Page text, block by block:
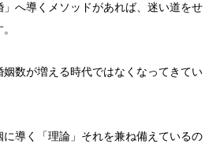
」へ導くメソッドがあれば、迷い道をせ
数が増える時代ではなくなってきてい
導く「理論」それを兼ね備えているの